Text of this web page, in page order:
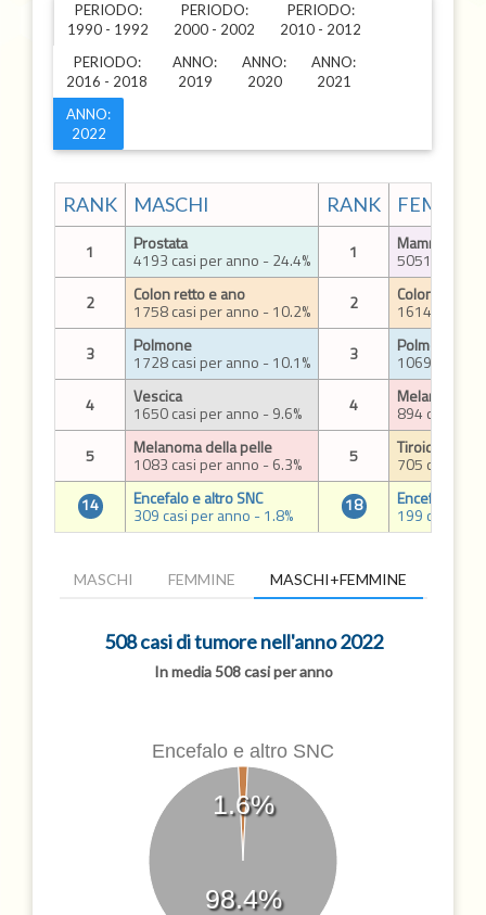
PERIODO:
1990 - 1992
PERIODO:
2000 - 2002
PERIODO:
2010 - 2012
PERIODO:
2016 - 2018
ANNO:
2019
ANNO:
2020
ANNO:
2021
ANNO:
2022
RANK MASCHI RANK
1 Prostata
4193 casi per anno - 24.4% 1 Mammella
5051 casi
2
Colon retto e ano
1758 casi per anno - 10.2% 2 Colon retto e
1614 casi
3
Polmone
1728 casi per anno - 10.1% 3 Polmone
1069 casi
4
Vescica
1650 casi per anno - 9.6% 4 Melanoma
894 casi per
5
Melanoma della pelle
1083 casi per anno - 6.3% 5 Tiroide
705 casi per
14
Encefalo e altro SNC
309 casi per anno - 1.8% 18 Encefalo e
199 casi per
MASCHI FEMMINE MASCHI+FEMMINE
508 casi di tumore nell'anno 2022
In media 508 casi per anno
1.6%
98.4%
Encefalo e altro SNC